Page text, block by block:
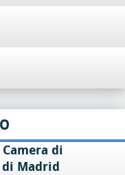
di
Madrid